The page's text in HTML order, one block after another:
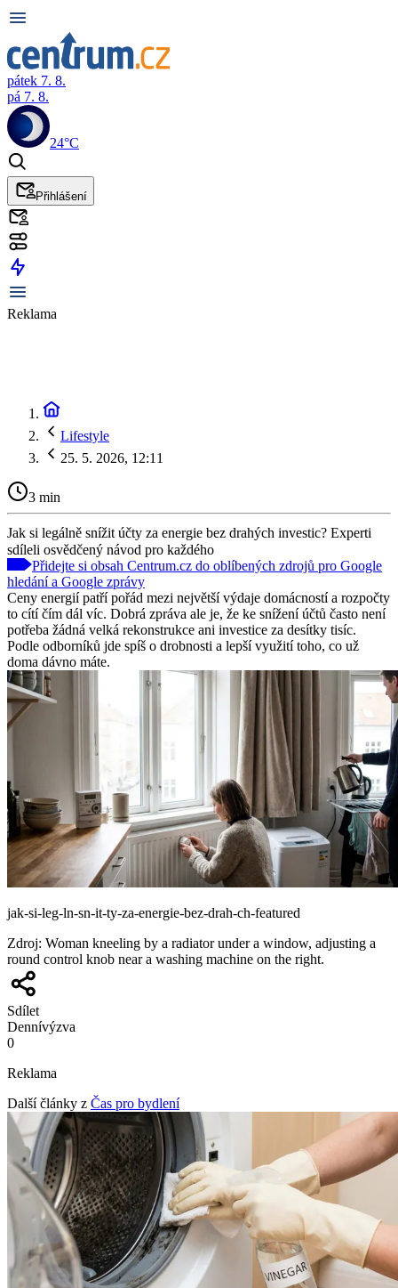
pátek 7. 8.
pá 7. 8.
24°C
Přihlášení
Reklama
Lifestyle
25. 5. 2026, 12:11
3 min
Jak si legálně snížit účty za energie bez drahých investic? Experti
sdíleli osvědčený návod pro každého
Přidejte si obsah Centrum.cz do oblíbených zdrojů pro Google
hledání a Google zprávy
Ceny energií patří pořád mezi největší výdaje domácností a rozpočty
to cítí čím dál víc. Dobrá zpráva ale je, že ke snížení účtů často není
potřeba žádná velká rekonstrukce ani investice za desítky tisíc.
Podle odborníků jde spíš o drobnosti a lepší využití toho, co už
doma dávno máte.
jak-si-leg-ln-sn-it-ty-za-energie-bez-drah-ch-featured
Zdroj: Woman kneeling by a radiator under a window, adjusting a
round control knob near a washing machine on the right.
Sdílet
Dennívýzva
0
Reklama
Další články z Čas pro bydlení